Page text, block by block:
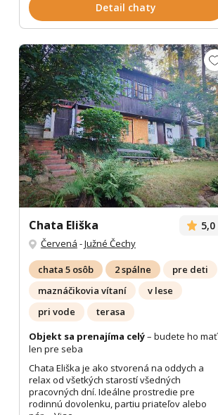
Detail chaty
Chata Eliška 5,0
Červená -Južné Čechy
chata 5 osôb 2 spálne
pre deti
maznáčikovia vítaní
v lese
pri vode
terasa
Objekt sa prenajíma celý– budete ho mať
len pre seba
Chata Eliška je ako stvorená na oddych a
relax od všetkých starostí všedných
pracovných dní. Ideálne prostredie pre
rodinnú dovolenku, partiu priateľov alebo